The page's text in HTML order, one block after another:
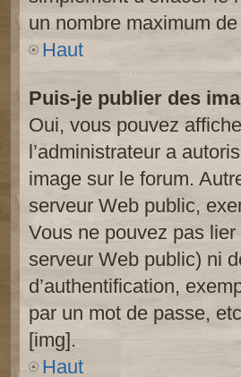
un nombre maximum
Haut
Puis-je publier des
Oui, vous pouvez
l’administrateur a
image sur le forum.
serveur Web public,
Vous ne pouvez pas
serveur Web public) ni
d’authentification,
par un mot de passe,
[img].
Haut